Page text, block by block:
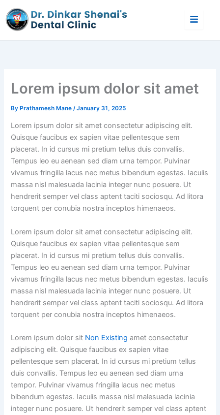
to
content
Lorem ipsum dolor sit amet
ByPrathamesh Mane/January 31, 2025
Lorem ipsum dolor sit amet consectetur adipiscing elit.
Quisque faucibus ex sapien vitae pellentesque sem
placerat. In id cursus mi pretium tellus duis convallis.
Tempus leo eu aenean sed diam urna tempor. Pulvinar
vivamus fringilla lacus nec metus bibendum egestas. Iaculis
massa nisl malesuada lacinia integer nunc posuere. Ut
hendrerit semper vel class aptent taciti sociosqu. Ad litora
torquent per conubia nostra inceptos himenaeos.
Lorem ipsum dolor sit amet consectetur adipiscing elit.
Quisque faucibus ex sapien vitae pellentesque sem
placerat. In id cursus mi pretium tellus duis convallis.
Tempus leo eu aenean sed diam urna tempor. Pulvinar
vivamus fringilla lacus nec metus bibendum egestas. Iaculis
massa nisl malesuada lacinia integer nunc posuere. Ut
hendrerit semper vel class aptent taciti sociosqu. Ad litora
torquent per conubia nostra inceptos himenaeos.
Lorem ipsum dolor sit Non Existing amet consectetur
adipiscing elit. Quisque faucibus ex sapien vitae
pellentesque sem placerat. In id cursus mi pretium tellus
duis convallis. Tempus leo eu aenean sed diam urna
tempor. Pulvinar vivamus fringilla lacus nec metus
bibendum egestas. Iaculis massa nisl malesuada lacinia
integer nunc posuere. Ut hendrerit semper vel class aptent